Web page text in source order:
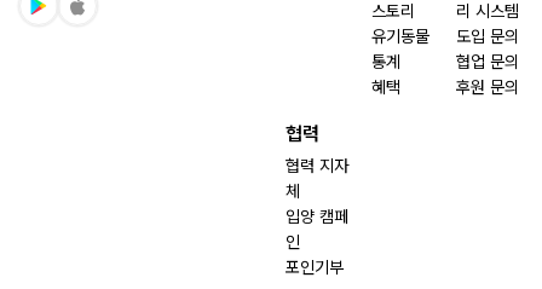
스토리
유기동물
통계
혜택
리 시스템
도입 문의
협업 문의
후원 문의
협력
협력 지자
체
입양 캠페
인
포인기부